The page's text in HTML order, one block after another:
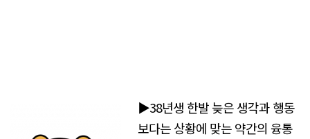
▶38년생 한발 늦은 생각과 행동
보다는 상황에 맞는 약간의 융통